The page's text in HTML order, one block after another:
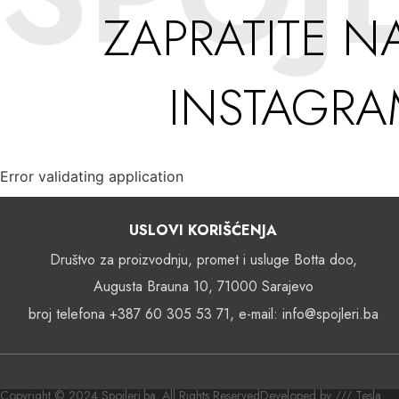
ZAPRATITE
Error validating application
USLOVI KORIŠĆENJA
Društvo za proizvodnju, promet i usluge Botta doo,
Augusta Brauna 10, 71000 Sarajevo
broj telefona +387 60 305 53 71, e-mail: info@spojleri.ba
Copyright © 2024 Spojleri.ba. All Rights ReservedDeveloped by /// Tesla